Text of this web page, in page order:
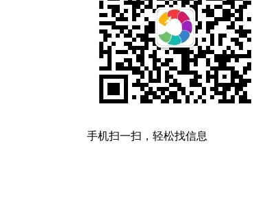
手机扫一扫，轻松找信息